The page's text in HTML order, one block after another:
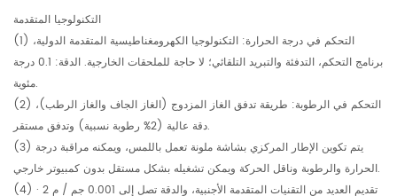
التكنولوجيا المتقدمة
(1) التحكم في درجة الحرارة: التكنولوجيا الكهرومغناطيسية المتقدمة الدولية،
برنامج التحكم، التدفئة والتبريد التلقائي؛ لا حاجة للملحقات الخارجية. الدقة: 0.1 درجة
مئوية.
(2) التحكم في الرطوبة: طريقة تدفق الغاز المزدوج (الغاز الجاف والغاز الرطب)،
دقة عالية (2% رطوبة نسبية) وتدفق مستقر.
(3) يتم تكوين الإطار المركزي بشاشة ملونة تعمل باللمس، ويمكنه مراقبة درجة
الحرارة والرطوبة وناقل الحركة ويمكن تشغيله بشكل مستقل بدون كمبيوتر خارجي.
(4) تقديم العديد من التقنيات المتقدمة الأجنبية، والدقة تصل إلى 0.001 جم / م 2 ·